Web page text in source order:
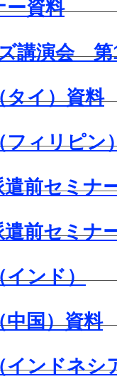
ー資料
講演会 第
タイ）資料
フィリピン
前セミナ
前セミナ
インド）
中国）資料
インドネシ